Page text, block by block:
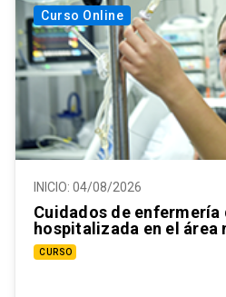
Curso Online
INICIO: 04/08/2026
Cuidados de enfermería
hospitalizada en el
CURSO